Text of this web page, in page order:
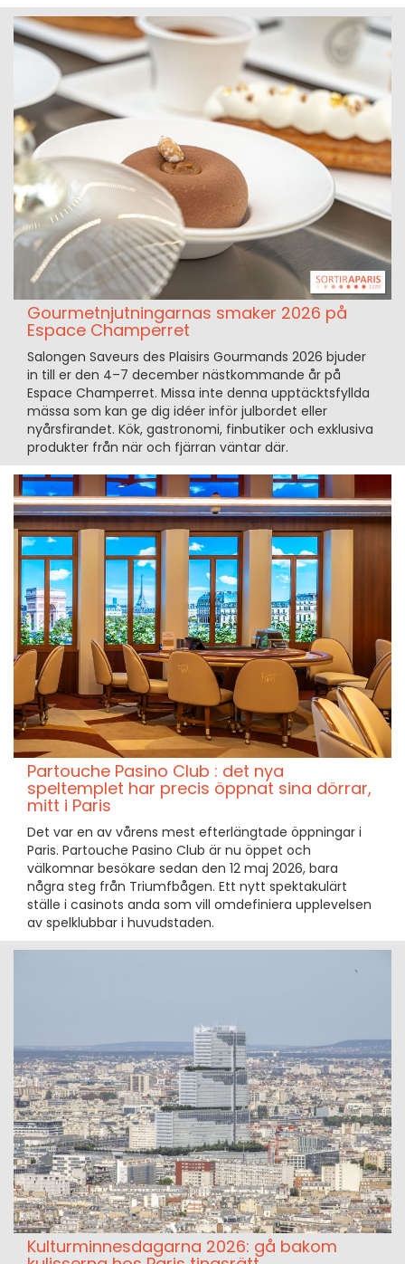
Gourmetnjutningarnas smaker 2026 på
Espace Champerret
Salongen Saveurs des Plaisirs Gourmands 2026 bjuder
in till er den 4–7 december nästkommande år på
Espace Champerret. Missa inte denna upptäcktsfyllda
mässa som kan ge dig idéer inför julbordet eller
nyårsfirandet. Kök, gastronomi, finbutiker och exklusiva
produkter från när och fjärran väntar där.
Partouche Pasino Club : det nya
speltemplet har precis öppnat sina dörrar,
mitt i Paris
Det var en av vårens mest efterlängtade öppningar i
Paris. Partouche Pasino Club är nu öppet och
välkomnar besökare sedan den 12 maj 2026, bara
några steg från Triumfbågen. Ett nytt spektakulärt
ställe i casinots anda som vill omdefiniera upplevelsen
av spelklubbar i huvudstaden.
Kulturminnesdagarna 2026: gå bakom